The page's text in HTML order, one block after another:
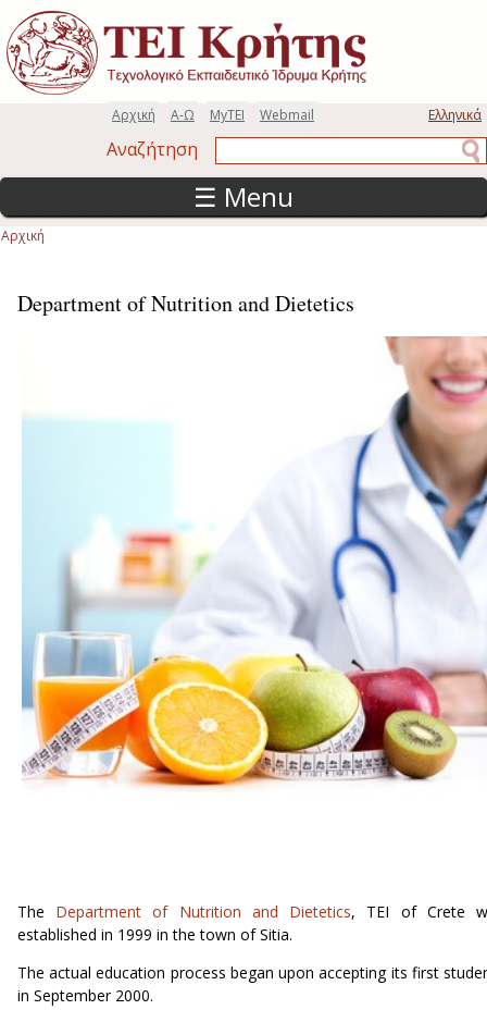
Παράκαμψη προς το κυρίως περιεχόμενο
Ελληνικά
Webmail
MyTEI
Α-Ω
Αρχική
Αναζήτηση
☰ Menu
Αρχική
Department of Nutrition and Dietetics
The Department of Nutrition and Dietetics, TEI of Crete
established in 1999 in the town of Sitia.
The actual education process began upon accepting its first
in September 2000.